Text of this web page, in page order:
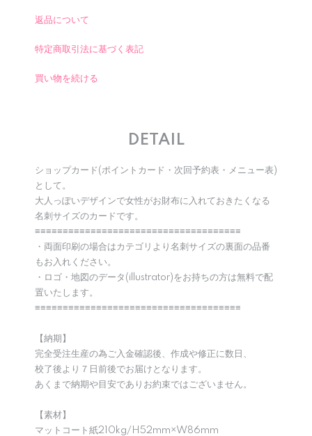
返品について
特定商取引法に基づく表記
買い物を続ける
DETAIL
ショップカード(ポイントカード・次回予約表・メニュー表)
として。
大人っぽいデザインで女性がお財布に入れておきたくなる
名刺サイズのカードです。
≡≡≡≡≡≡≡≡≡≡≡≡≡≡≡≡≡≡≡≡≡≡≡≡≡≡≡≡≡≡≡≡≡≡≡≡≡
・両面印刷の場合はカテゴリより名刺サイズの裏面の品番
もお入れください。
・ロゴ・地図のデータ(illustrator)をお持ちの方は無料で配
置いたします。
≡≡≡≡≡≡≡≡≡≡≡≡≡≡≡≡≡≡≡≡≡≡≡≡≡≡≡≡≡≡≡≡≡≡≡≡≡
【納期】
完全受注生産の為ご入金確認後、作成や修正に数日、
校了後より７日前後でお届けとなります。
あくまで納期や目安でありお約束ではございません。
【素材】
マットコート紙210kg/H52mm×W86mm